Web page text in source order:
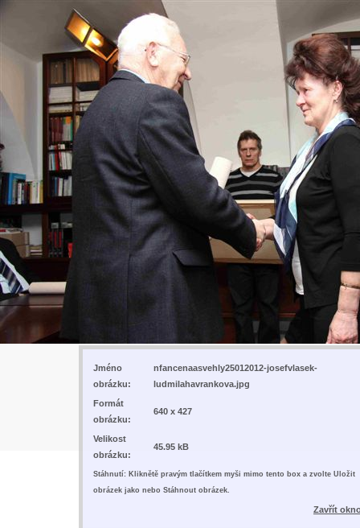
Jméno
obrázku:
nfancenaasvehly25012012-josefvlasek-
ludmilahavrankova.jpg
Formát
obrázku:
640 x 427
Velikost
obrázku:
45.95 kB
Stáhnutí: Kliknětě pravým tlačítkem myši mimo tento box a zvolte Uložit
obrázek jako nebo Stáhnout obrázek.
Zavřít